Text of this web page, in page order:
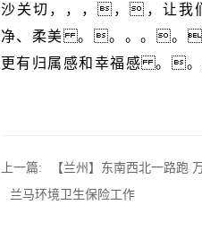
沙关切，，，，，让我
净、柔美 。。。。。
更有归属感和幸福感 。
上一篇:
【兰州】东南西北一路
兰马环境卫生保险工作